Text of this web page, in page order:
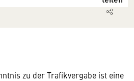
zu der Trafikvergabe ist eine